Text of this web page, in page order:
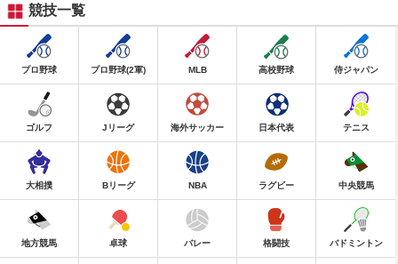
競技一覧
プロ野球 プロ野球(2軍) MLB 高校野球 侍ジャパン
ゴルフ Jリーグ 海外サッカー 日本代表 テニス
大相撲 Bリーグ NBA ラグビー 中央競馬
地方競馬 卓球 バレー 格闘技 バドミントン